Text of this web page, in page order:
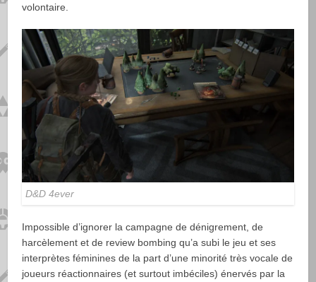
volontaire.
D&D 4ever
Impossible d’ignorer la campagne de dénigrement, de
harcèlement et de review bombing qu’a subi le jeu et ses
interprètes féminines de la part d’une minorité très vocale de
joueurs réactionnaires (et surtout imbéciles) énervés par la